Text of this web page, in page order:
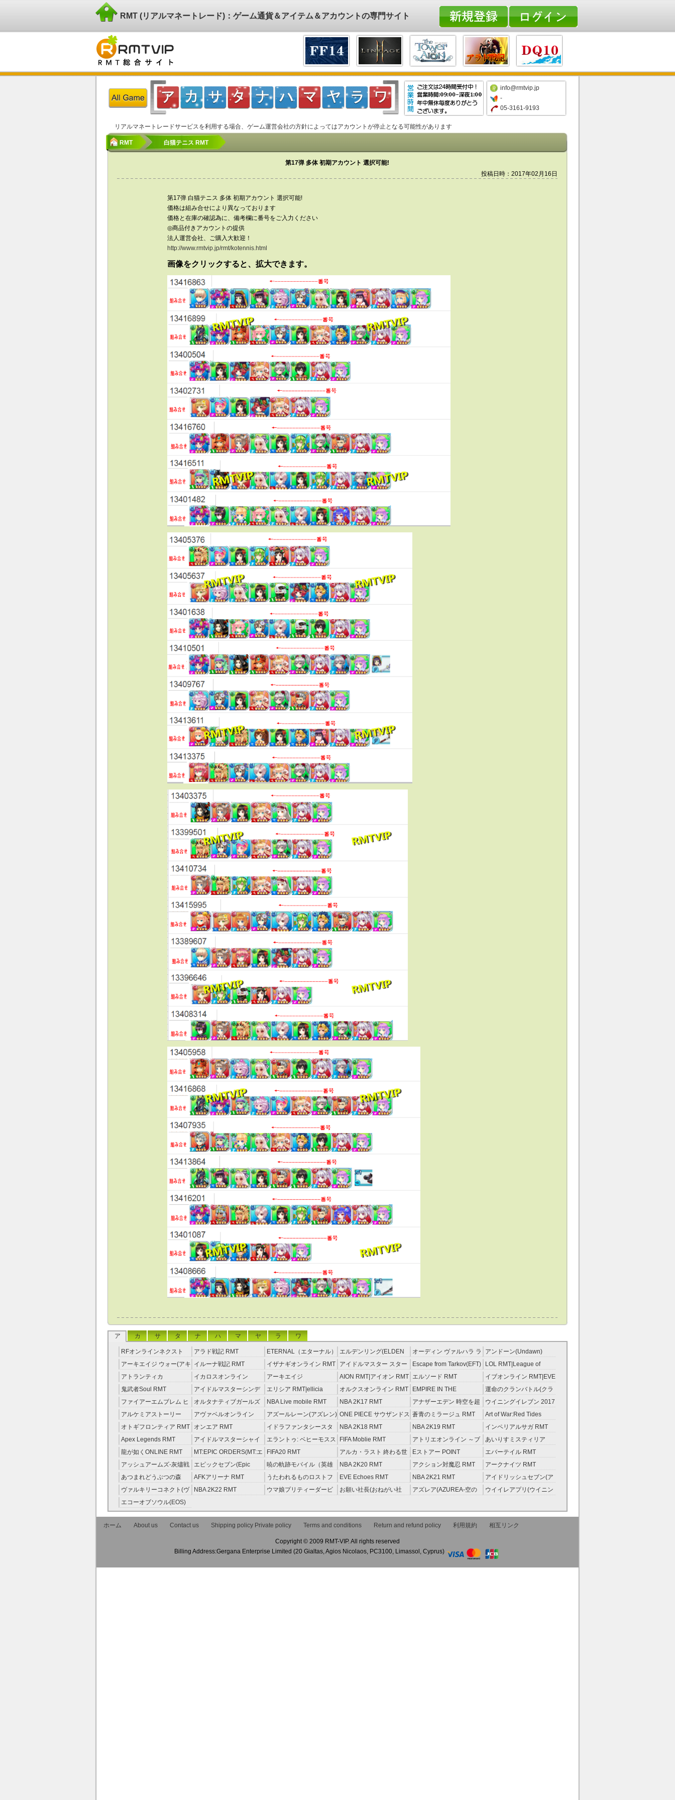
RMT (リアルマネートレード)：ゲーム通貨＆アイテム＆アカウントの専門サイト
info@rmtvip.jp
-
05-3161-9193
リアルマネートレードサービスを利用する場合、ゲーム運営会社の方針によってはアカウントが停止となる可能性があります
RMT 白猫テニス RMT
第17弹 多体 初期アカウント 選択可能!
投稿日時：2017年02月16日
第17弹 白猫テニス 多体 初期アカウント 選択可能!
価格は組み合せにより異なっております
価格と在庫の確認為に、備考欄に番号をご入力ください
◎商品付きアカウントの提供
法人運営会社、ご購入大歓迎！
http://www.rmtvip.jp/rmt/kotennis.html
画像をクリックすると、拡大できます。
ア カ サ タ ナ ハ マ ヤ ラ ワ
RFオンラインネクスト
RMT
アラド戦記 RMT
ETERNAL（エターナル）
RMT
エルデンリング(ELDEN
RING) RMT
オーディン ヴァルハラ ラ
イジング RMT
アンドーン(Undawn)
RMT
アーキエイジ ウォー(アキ
ウオ) RMT
イルーナ戦記 RMT イザナギオンライン RMT
アイドルマスター スター
ライトステージ RMT
Escape from Tarkov(EFT)
RMT
LOL RMT|League of
Legends RMT
アトランティカ
RMT|Atlantica RMT
イカロスオンライン
RMT（予約制）
アーキエイジ
RMT|ArcheAge RMT（予
約制）
AION RMT|アイオン RMT エルソード RMT
イブオンライン RMT|EVE
RMT
鬼武者Soul RMT
アイドルマスターシンデ
レラガールズ(モバマス)
RMT
エリシア RMT|ellicia
RMT
オルクスオンライン RMT
EMPIRE IN THE
STORM（エンスト）
RMT
運命のクランバトル(クラ
バト) RMT
ファイアーエムブレム ヒ
ーローズ(FEヒーローズ)
RMT
オルタナティブガールズ
RMT
NBA Live mobile RMT NBA 2K17 RMT
アナザーエデン 時空を超
える猫 アカウント RMT
ウイニングイレブン 2017
RMT|Winning Eleven
2017 RMT
アルケミアストーリー
（アルスト） RMT
アヴァベルオンライン
RMT
アズールレーン(アズレン)
RMT
ONE PIECE サウザンドス
トーム アカウント RMT
蒼青のミラージュ RMT
Art of War:Red Tides
RMT
オトギフロンティア RMT オンエア RMT
イドラファンタシースタ
ーサーガ RMT
NBA 2K18 RMT NBA 2K19 RMT
インペリアルサガ RMT
Apex Legends RMT
アイドルマスターシャイ
ニーカラーズ(シャニマス)
RMT
エラントゥ: ベヒーモスス
ピリット RMT
FIFA Moblie RMT
アトリエオンライン ～ブ
レセイルの錬金術士～
RMT
あいりすミスティリア
RMT
龍が如くONLINE RMT
MT:EPIC ORDERS(MT:エ
ピック・オーダーズ)
RMT
FIFA20 RMT
アルカ・ラスト 終わる世
界と歌姫の果実 RMT
Eストアー POINT
エバーテイル RMT
アッシュアームズ‐灰燼戦
線 RMT
エピックセブン(Epic
Seven) RMT
暁の軌跡モバイル（英雄
伝説 ） RMT
NBA 2K20 RMT アクション対魔忍 RMT
アークナイツ RMT
あつまれどうぶつの森
RMT
AFKアリーナ RMT
うたわれるものロストフ
ラグ(ロスフラ) RMT
EVE Echoes RMT NBA 2K21 RMT
アイドリッシュセブン(ア
イナナ) RMT
ヴァルキリーコネクト(ヴ
ァルコネ) RMT
NBA 2K22 RMT
ウマ娘プリティーダービ
お願い社長(おねがい社
アズレア(AZUREA-空の
ウイイレアプリ(ウイニン
エコーオブソウル(EOS)
RMT
ホーム
About us Contact us Shipping policy Private policy Terms and conditions Return and refund policy 利用規約 相互リンク
Copyright © 2009 RMT-VIP. All rights reserved
Billing Address:Gergana Enterprise Limited (20 Gialtas, Agios Nicolaos, PC3100, Limassol, Cyprus)